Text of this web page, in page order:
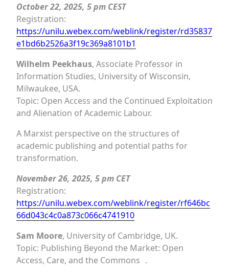
October 22, 2025, 5 pm CEST
Registration:
https://unilu.webex.com/weblink/register/rd35837
e1bd6b2526a3f19c369a8101b1
Wilhelm Peekhaus, Associate Professor in
Information Studies, University of Wisconsin,
Milwaukee, USA.
Topic: Open Access and the Continued Exploitation
and Alienation of Academic Labour.
A Marxist perspective on the structures of
academic publishing and potential paths for
transformation.
November 26, 2025, 5 pm CET
Registration:
https://unilu.webex.com/weblink/register/rf646bc
66d043c4c0a873c066c4741910
Sam Moore, University of Cambridge, UK.
Topic: Publishing Beyond the Market: Open
Access, Care, and the Commons .